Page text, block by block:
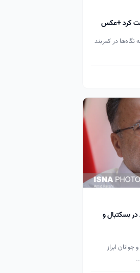
کرد +عکس
در کمربند
نفری آزادی/ در بسکتبال و
ابراز